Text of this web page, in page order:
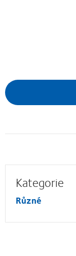
Kategorie
Různé